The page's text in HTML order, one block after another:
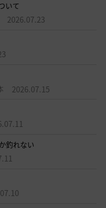
いて
2026.07.23
2026.07.15
釣れない